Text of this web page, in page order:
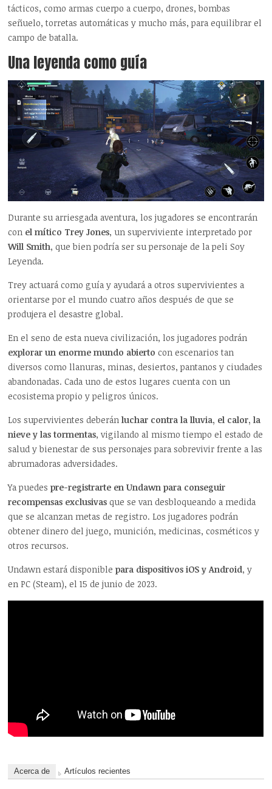
tácticos, como armas cuerpo a cuerpo, drones, bombas
señuelo, torretas automáticas y mucho más, para equilibrar el
campo de batalla.
Una leyenda como guía
Durante su arriesgada aventura, los jugadores se encontrarán
con el mítico Trey Jones, un superviviente interpretado por
Will Smith, que bien podría ser su personaje de la peli Soy
Leyenda.
Trey actuará como guía y ayudará a otros supervivientes a
orientarse por el mundo cuatro años después de que se
produjera el desastre global.
En el seno de esta nueva civilización, los jugadores podrán
explorar un enorme mundo abierto con escenarios tan
diversos como llanuras, minas, desiertos, pantanos y ciudades
abandonadas. Cada uno de estos lugares cuenta con un
ecosistema propio y peligros únicos.
Los supervivientes deberán luchar contra la lluvia, el calor, la
nieve y las tormentas, vigilando al mismo tiempo el estado de
salud y bienestar de sus personajes para sobrevivir frente a las
abrumadoras adversidades.
Ya puedespre-registrarte en Undawn para conseguir
recompensas exclusivas que se van desbloqueando a medida
que se alcanzan metas de registro. Los jugadores podrán
obtener dinero del juego, munición, medicinas, cosméticos y
otros recursos.
Undawn estará disponiblepara dispositivos iOS y Android, y
en PC (Steam), el 15 de junio de 2023.
Acerca de Artículos recientes